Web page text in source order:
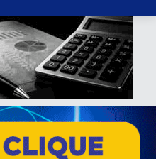
Buscar